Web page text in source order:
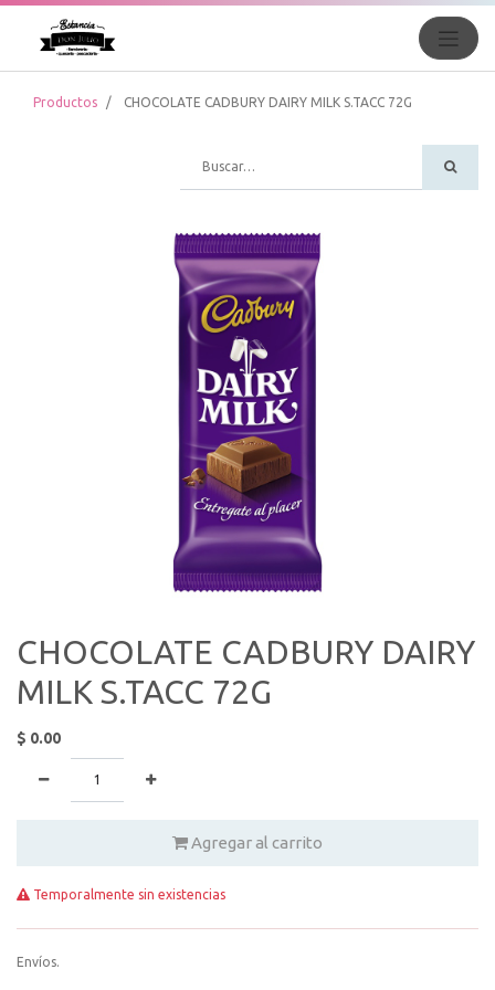
Productos CHOCOLATE CADBURY DAIRY MILK S.TACC 72G
CHOCOLATE CADBURY DAIRY
MILK S.TACC 72G
$ 0.00
Agregar al carrito
Temporalmente sin existencias
Envíos.